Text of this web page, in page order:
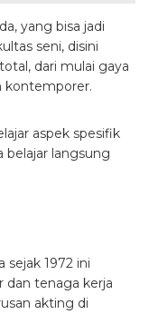
yang bisa jadi
seni, disini
dari mulai gaya
kontemporer.
aspek spesifik
belajar langsung
sejak 1972 ini
dan tenaga kerja
akting di